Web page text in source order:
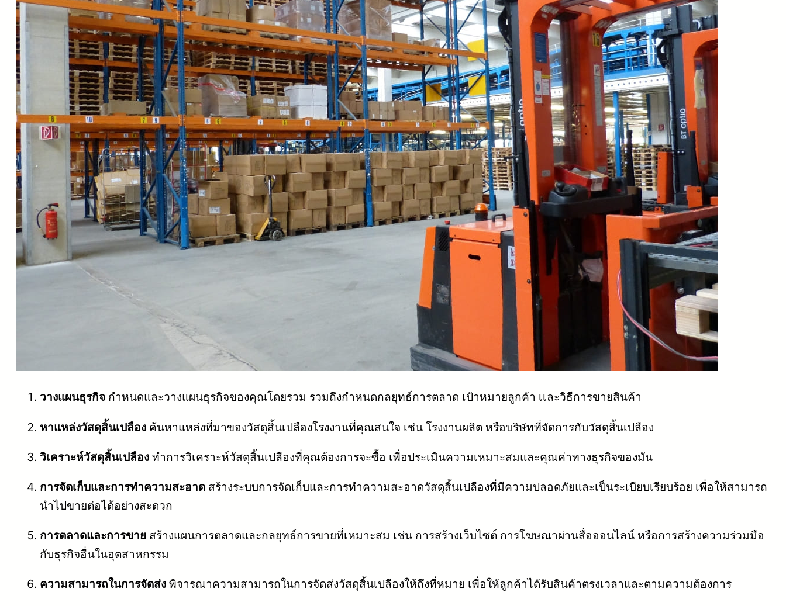
วางแผนธุรกิจ กำหนดและวางแผนธุรกิจของคุณโดยรวม รวมถึงกำหนดกลยุทธ์การตลาด เป้าหมายลูกค้า เเละวิธีการขายสินค้า
หาแหล่งวัสดุสิ้นเปลือง ค้นหาแหล่งที่มาของวัสดุสิ้นเปลืองโรงงานที่คุณสนใจ เช่น โรงงานผลิต หรือบริษัทที่จัดการกับวัสดุสิ้นเปลือง
วิเคราะห์วัสดุสิ้นเปลือง ทำการวิเคราะห์วัสดุสิ้นเปลืองที่คุณต้องการจะซื้อ เพื่อประเมินความเหมาะสมและคุณค่าทางธุรกิจของมัน
การจัดเก็บและการทำความสะอาด สร้างระบบการจัดเก็บและการทำความสะอาดวัสดุสิ้นเปลืองที่มีความปลอดภัยและเป็นระเบียบเรียบร้อย เพื่อให้สามารถ
นำไปขายต่อได้อย่างสะดวก
การตลาดและการขาย สร้างแผนการตลาดและกลยุทธ์การขายที่เหมาะสม เช่น การสร้างเว็บไซต์ การโฆษณาผ่านสื่อออนไลน์ หรือการสร้างความร่วมมือ
กับธุรกิจอื่นในอุตสาหกรรม
ความสามารถในการจัดส่ง พิจารณาความสามารถในการจัดส่งวัสดุสิ้นเปลืองให้ถึงที่หมาย เพื่อให้ลูกค้าได้รับสินค้าตรงเวลาและตามความต้องการ